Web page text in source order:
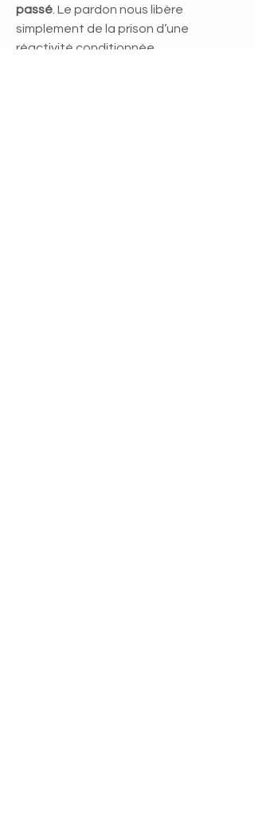
passé . Le pardon nous libère
simplement de la prison d’une
réactivité conditionnée.